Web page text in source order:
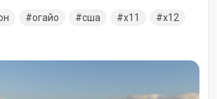
округов Саммит и Старк.
огайо сша x11
x12